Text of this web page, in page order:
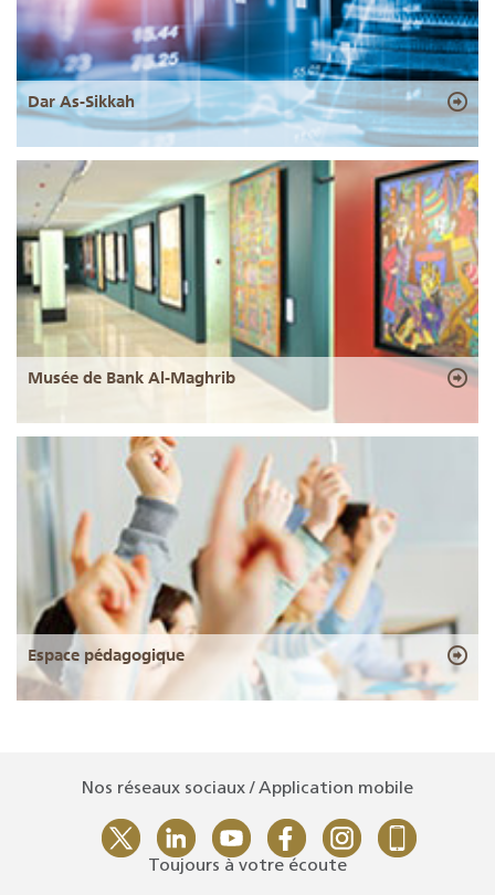
Dar As-Sikkah
Musée de Bank Al-Maghrib
Espace pédagogique
Nos réseaux sociaux / Application mobile
Toujours à votre écoute